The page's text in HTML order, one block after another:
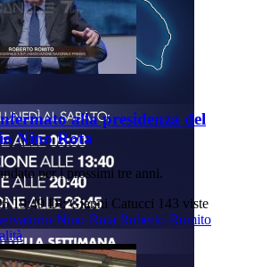
alla presidenza del
Nino Rota
per i prossimi tre anni.
19:49 Di: Gianni Catucci 143 viste
Nino-Rota Roberto-Romito